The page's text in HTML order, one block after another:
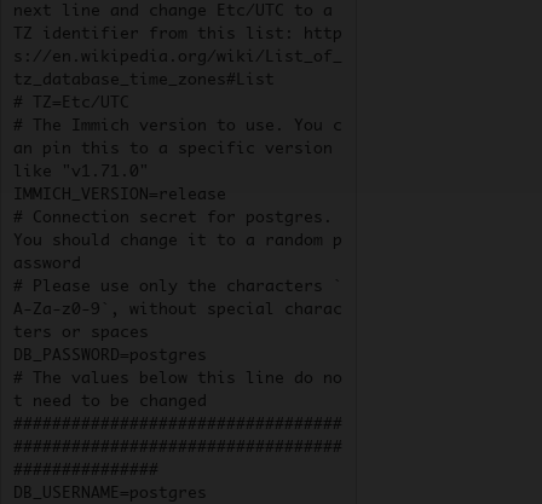
next line and change Etc/UTC to a
TZ identifier from this list: http
s://en.wikipedia.org/wiki/List_of_
tz_database_time_zones#List
# TZ=Etc/UTC
# The Immich version to use. You c
an pin this to a specific version
like "v1.71.0"
IMMICH_VERSION=release
# Connection secret for postgres.
You should change it to a random p
assword
# Please use only the characters `
A-Za-z0-9`, without special charac
ters or spaces
DB_PASSWORD=postgres
# The values below this line do no
t need to be changed
##################################
##################################
###############
DB_USERNAME=postgres